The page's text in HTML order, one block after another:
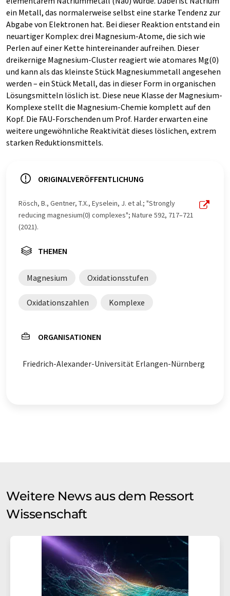
ein Metall, das normalerweise selbst eine starke Tendenz zur
Abgabe von Elektronen hat. Bei dieser Reaktion entstand ein
neuartiger Komplex: drei Magnesium-Atome, die sich wie
Perlen auf einer Kette hintereinander aufreihen. Dieser
dreikernige Magnesium-Cluster reagiert wie atomares Mg(0)
und kann als das kleinste Stück Magnesiummetall angesehen
werden – ein Stück Metall, das in dieser Form in organischen
Lösungsmitteln löslich ist. Diese neue Klasse der Magnesium-
Komplexe stellt die Magnesium-Chemie komplett auf den
Kopf. Die FAU-Forschenden um Prof. Harder erwarten eine
weitere ungewöhnliche Reaktivität dieses löslichen, extrem
starken Reduktionsmittels.
ORIGINALVERÖFFENTLICHUNG
Rösch, B., Gentner, T.X., Eyselein, J. et al.; "Strongly
reducing magnesium(0) complexes"; Nature 592, 717–721
(2021).
THEMEN
Magnesium Oxidationsstufen
Oxidationszahlen Komplexe
ORGANISATIONEN
Friedrich-Alexander-Universität Erlangen-Nürnberg
Weitere News aus dem Ressort
Wissenschaft